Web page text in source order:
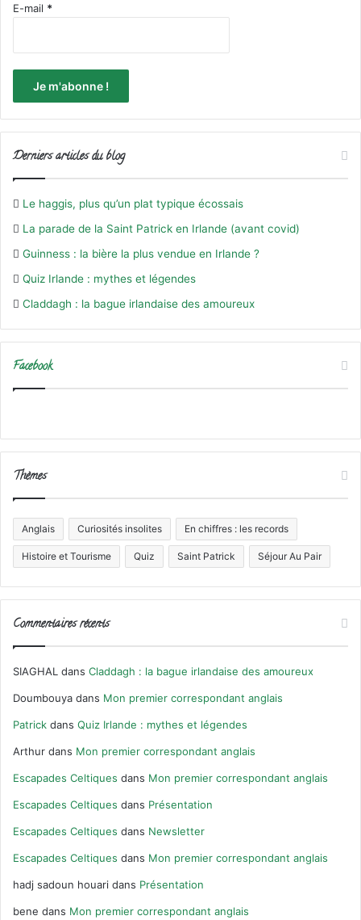
E-mail *
Derniers articles du blog
Le haggis, plus qu’un plat typique écossais
La parade de la Saint Patrick en Irlande (avant covid)
Guinness : la bière la plus vendue en Irlande ?
Quiz Irlande : mythes et légendes
Claddagh : la bague irlandaise des amoureux
Facebook
Thèmes
Anglais Curiosités insolites En chiffres : les records
Histoire et Tourisme Quiz Saint Patrick Séjour Au Pair
Commentaires récents
SIAGHAL dans Claddagh : la bague irlandaise des amoureux
Doumbouya dans Mon premier correspondant anglais
Patrick dans Quiz Irlande : mythes et légendes
Arthur dans Mon premier correspondant anglais
Escapades Celtiques dans Mon premier correspondant anglais
Escapades Celtiques dans Présentation
Escapades Celtiques dans Newsletter
Escapades Celtiques dans Mon premier correspondant anglais
hadj sadoun houari dans Présentation
bene dans Mon premier correspondant anglais